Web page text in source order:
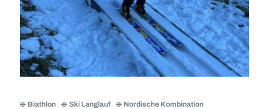
Biathlon Ski Langlauf
Nordische Kombination